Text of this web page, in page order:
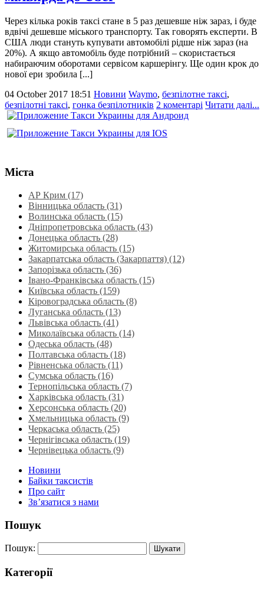
Через кілька років таксі стане в 5 раз дешевше ніж зараз, і буде
вдвічі дешевше міського транспорту. Так говорять експерти. В
США люди стануть купувати автомобілі рідше ніж зараз (на
20%). А якщо автомобіль буде потрібний – скористається
набираючим оборотами сервісом каршерінгу. Ще один крок до
нової ери зробила [...]
04 October 2017 18:51 Новини Waymo, безпілотне таксі,
безпілотні таксі, гонка безпілотників 2 коментарі Читати далі...
Міста
АР Крим (17)
Вінницька область (31)
Волинська область‎ (15)
Дніпропетровська область‎ (43)
Донецька область (28)
Житомирська область (15)
Закарпатська область (Закарпаття) (12)
Запорізька область (36)
Івано-Франківська область (15)
Київська область (159)
Кіровоградська область (8)
Луганська область‎ (13)
Львівська область‎ (41)
Миколаївська область‎ (14)
Одеська область‎ (48)
Полтавська область (18)
Рівненська область‎ (11)
Сумська область‎ (16)
Тернопільська область‎ (7)
Харківська область‎ (31)
Херсонська область‎ (20)
Хмельницька область‎ (9)
Черкаська область‎ (25)
Чернігівська область (19)
Чернівецька область (9)
Новини
Байки таксистів
Про сайт
Зв’язатися з нами
Пошук
Пошук:
Категорії